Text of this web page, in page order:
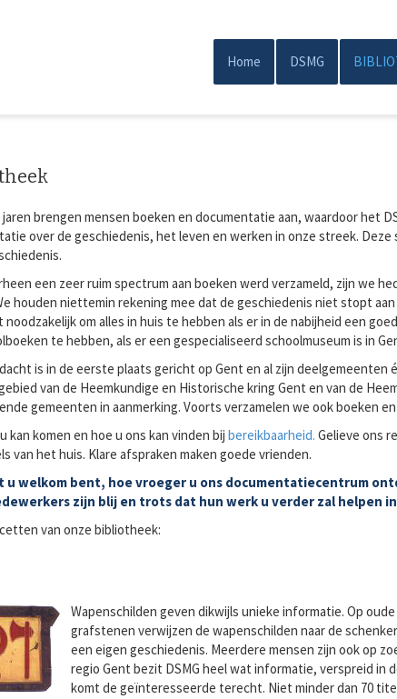
de
inhoud
Main
Home DSMG
jaren brengen mensen boeken en documentatie aan, waardoor het
over de geschiedenis, het leven en werken in onze streek.
een zeer ruim spectrum aan boeken werd verzameld, zijn we
houden niettemin rekening mee dat de geschiedenis niet stopt
om alles in huis te hebben als er in de nabijheid een
te hebben, als er een gespecialiseerd schoolmuseum is in
is in de eerste plaats gericht op Gent en al zijn
van de Heemkundige en Historische kring Gent en van de
gemeenten in aanmerking. Voorts verzamelen we ook boeken
kan komen en hoe u ons kan vinden bij bereikbaarheid. Gelieve ons
van het huis. Klare afspraken maken goede vrienden.
u welkom bent, hoe vroeger u ons documentatiecentrum
zijn blij en trots dat hun werk u verder zal helpen
van onze bibliotheek:
Wapenschilden geven dikwijls unieke informatie. Op
grafstenen verwijzen de wapenschilden naar de
een eigen geschiedenis. Meerdere mensen zijn ook op
regio Gent bezit DSMG heel wat informatie, verspreid in
komt de geïnteresseerde terecht. Niet minder dan 70